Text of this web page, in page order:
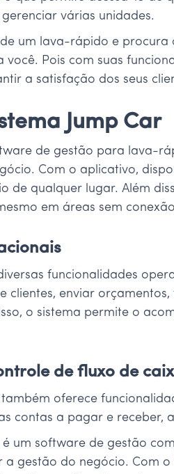
várias unidades.
um lava-rápido e
você. Pois com suas
a satisfação dos seus
Jump Car
de gestão para lava-
Com o aplicativo,
de qualquer lugar. Além
em áreas sem
funcionalidades
clientes, enviar
o sistema permite o
de fluxo de
também oferece
contas a pagar e
é um software de gestão
gestão do negócio. Com